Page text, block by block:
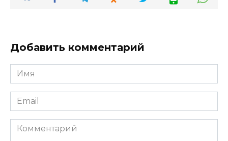
Добавить комментарий
Имя
*
Email
*
Комментарий